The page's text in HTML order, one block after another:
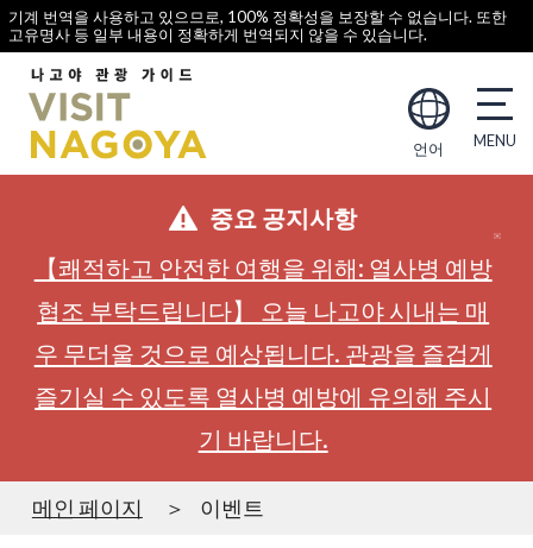
기계 번역을 사용하고 있으므로, 100% 정확성을 보장할 수 없습니다. 또한
고유명사 등 일부 내용이 정확하게 번역되지 않을 수 있습니다.
언어
중요 공지사항
【쾌적하고 안전한 여행을 위해: 열사병 예방
협조 부탁드립니다】 오늘 나고야 시내는 매
우 무더울 것으로 예상됩니다. 관광을 즐겁게
즐기실 수 있도록 열사병 예방에 유의해 주시
기 바랍니다.
메인 페이지 이벤트